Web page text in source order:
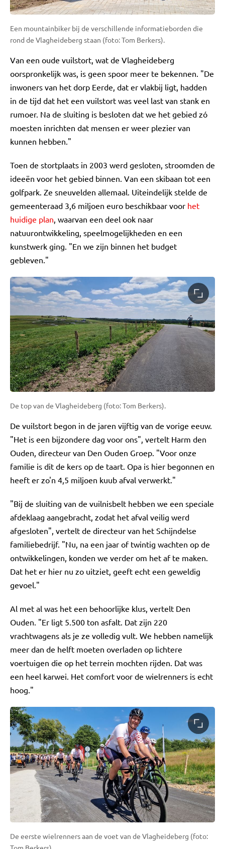
Een mountainbiker bij de verschillende informatieborden die
rond de Vlagheideberg staan (foto: Tom Berkers).
Van een oude vuilstort, wat de Vlagheideberg
oorspronkelijk was, is geen spoor meer te bekennen. "De
inwoners van het dorp Eerde, dat er vlakbij ligt, hadden
in de tijd dat het een vuilstort was veel last van stank en
rumoer. Na de sluiting is besloten dat we het gebied zó
moesten inrichten dat mensen er weer plezier van
kunnen hebben."
Toen de stortplaats in 2003 werd gesloten, stroomden de
ideeën voor het gebied binnen. Van een skibaan tot een
golfpark. Ze sneuvelden allemaal. Uiteindelijk stelde de
gemeenteraad 3,6 miljoen euro beschikbaar voor het
huidige plan , waarvan een deel ook naar
natuurontwikkeling, speelmogelijkheden en een
kunstwerk ging. "En we zijn binnen het budget
gebleven."
De top van de Vlagheideberg (foto: Tom Berkers).
De vuilstort begon in de jaren vijftig van de vorige eeuw.
"Het is een bijzondere dag voor ons", vertelt Harm den
Ouden, directeur van Den Ouden Groep. "Voor onze
familie is dit de kers op de taart. Opa is hier begonnen en
heeft er zo'n 4,5 miljoen kuub afval verwerkt."
"Bij de sluiting van de vuilnisbelt hebben we een speciale
afdeklaag aangebracht, zodat het afval veilig werd
afgesloten", vertelt de directeur van het Schijndelse
familiebedrijf. "Nu, na een jaar of twintig wachten op de
ontwikkelingen, konden we verder om het af te maken.
Dat het er hier nu zo uitziet, geeft echt een geweldig
gevoel."
Al met al was het een behoorlijke klus, vertelt Den
Ouden. "Er ligt 5.500 ton asfalt. Dat zijn 220
vrachtwagens als je ze volledig vult. We hebben namelijk
meer dan de helft moeten overladen op lichtere
voertuigen die op het terrein mochten rijden. Dat was
een heel karwei. Het comfort voor de wielrenners is echt
hoog."
De eerste wielrenners aan de voet van de Vlagheideberg (foto: